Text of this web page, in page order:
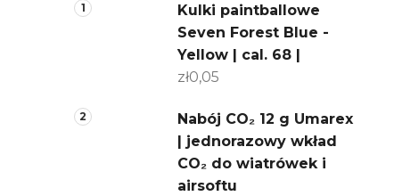
Kulki paintballowe
Seven Forest Blue -
Yellow | cal. 68 |
zł0,05
Nabój CO₂ 12 g Umarex
| jednorazowy wkład
CO₂ do wiatrówek i
airsoftu